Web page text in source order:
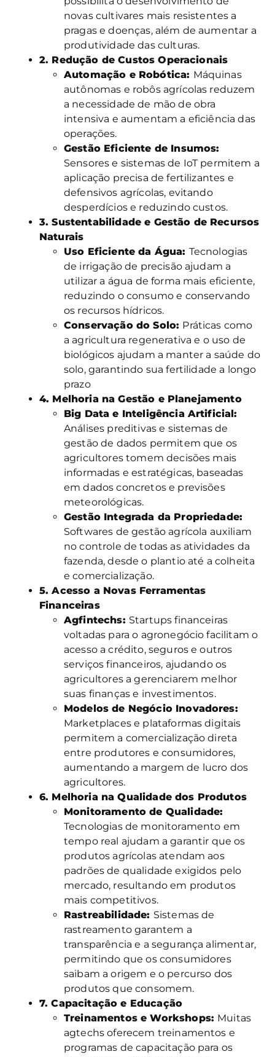
novas cultivares mais resistentes a
pragas e doenças, além de aumentar a
produtividade das culturas.
2. Redução de Custos Operacionais
Automação e Robótica: Máquinas
autônomas e robôs agrícolas reduzem
a necessidade de mão de obra
intensiva e aumentam a eficiência das
operações.
Gestão Eficiente de Insumos:
Sensores e sistemas de IoT permitem a
aplicação precisa de fertilizantes e
defensivos agrícolas, evitando
desperdícios e reduzindo custos.
3. Sustentabilidade e Gestão de Recursos
Naturais
Uso Eficiente da Água: Tecnologias
de irrigação de precisão ajudam a
utilizar a água de forma mais eficiente,
reduzindo o consumo e conservando
os recursos hídricos.
Conservação do Solo: Práticas como
a agricultura regenerativa e o uso de
biológicos ajudam a manter a saúde do
solo, garantindo sua fertilidade a longo
prazo
4. Melhoria na Gestão e Planejamento
Big Data e Inteligência Artificial:
Análises preditivas e sistemas de
gestão de dados permitem que os
agricultores tomem decisões mais
informadas e estratégicas, baseadas
em dados concretos e previsões
meteorológicas.
Gestão Integrada da Propriedade:
Softwares de gestão agrícola auxiliam
no controle de todas as atividades da
fazenda, desde o plantio até a colheita
e comercialização.
5. Acesso a Novas Ferramentas
Financeiras
Agfintechs: Startups financeiras
voltadas para o agronegócio facilitam o
acesso a crédito, seguros e outros
serviços financeiros, ajudando os
agricultores a gerenciarem melhor
suas finanças e investimentos.
Modelos de Negócio Inovadores:
Marketplaces e plataformas digitais
permitem a comercialização direta
entre produtores e consumidores,
aumentando a margem de lucro dos
agricultores.
6. Melhoria na Qualidade dos Produtos
Monitoramento de Qualidade:
Tecnologias de monitoramento em
tempo real ajudam a garantir que os
produtos agrícolas atendam aos
padrões de qualidade exigidos pelo
mercado, resultando em produtos
mais competitivos.
Rastreabilidade: Sistemas de
rastreamento garantem a
transparência e a segurança alimentar,
permitindo que os consumidores
saibam a origem e o percurso dos
produtos que consomem.
7. Capacitação e Educação
Treinamentos e Workshops: Muitas
agtechs oferecem treinamentos e
programas de capacitação para os